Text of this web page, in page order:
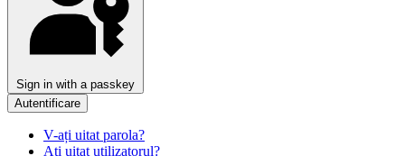
Sign in with a passkey
Autentificare
V-ați uitat parola?
Ați uitat utilizatorul?